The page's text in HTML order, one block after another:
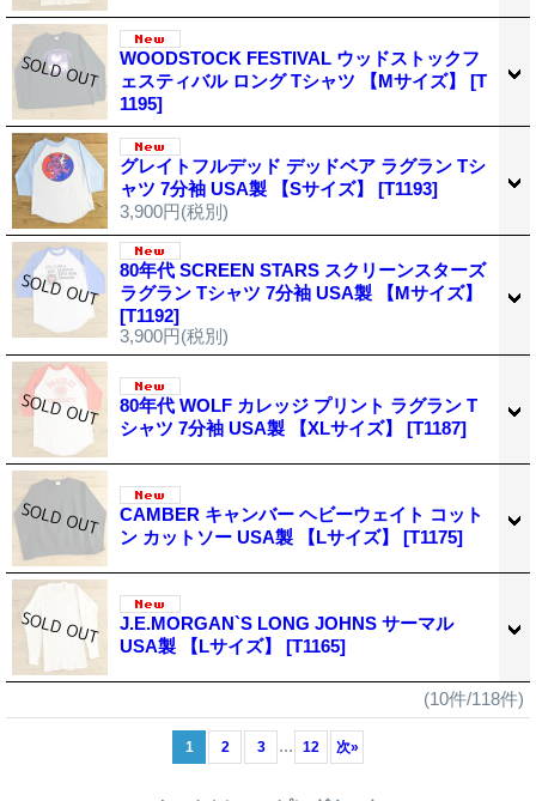
WOODSTOCK FESTIVAL ウッドストックフ
ェスティバル ロング Tシャツ 【Mサイズ】 [T
1195]
グレイトフルデッド デッドベア ラグラン Tシ
ャツ 7分袖 USA製 【Sサイズ】 [T1193]
3,900円(税別)
80年代 SCREEN STARS スクリーンスターズ
ラグラン Tシャツ 7分袖 USA製 【Mサイズ】
[T1192]
3,900円(税別)
80年代 WOLF カレッジ プリント ラグラン T
シャツ 7分袖 USA製 【XLサイズ】 [T1187]
CAMBER キャンバー ヘビーウェイト コット
ン カットソー USA製 【Lサイズ】 [T1175]
J.E.MORGAN`S LONG JOHNS サーマル
USA製 【Lサイズ】 [T1165]
(10件/118件)
1 2 3 ... 12 次»